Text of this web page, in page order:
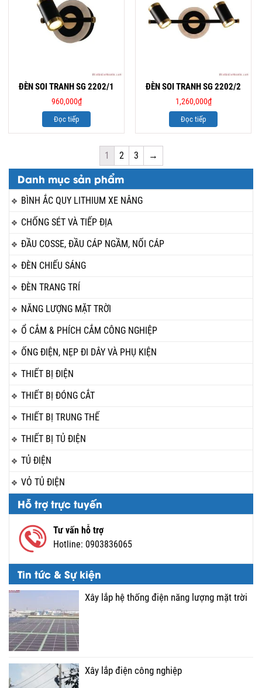
Danh mục sản phẩm
BÌNH ẮC QUY LITHIUM XE NÂNG
CHỐNG SÉT VÀ TIẾP ĐỊA
ĐẦU COSSE, ĐẦU CÁP NGẦM, NỐI CÁP
ĐÈN CHIẾU SÁNG
ĐÈN TRANG TRÍ
NĂNG LƯỢNG MẶT TRỜI
Ổ CẮM & PHÍCH CẮM CÔNG NGHIỆP
ỐNG ĐIỆN, NẸP ĐI DÂY VÀ PHỤ KIỆN
THIẾT BỊ ĐIỆN
THIẾT BỊ ĐÓNG CẮT
THIẾT BỊ TRUNG THẾ
THIẾT BỊ TỦ ĐIỆN
TỦ ĐIỆN
VỎ TỦ ĐIỆN
Hỗ trợ trực tuyến
Tư vấn hỗ trợ
Hotline: 0903836065
Tin tức & Sự kiện
Xây lắp hệ thống điện năng lượng mặt trời
Xây lắp điện công nghiệp
ĐÈN SOI TRANH SG 2202/1
960,000₫
Đọc tiếp
ĐÈN SOI TRANH SG 2202/2
1,260,000₫
Đọc tiếp
1 2 3 →